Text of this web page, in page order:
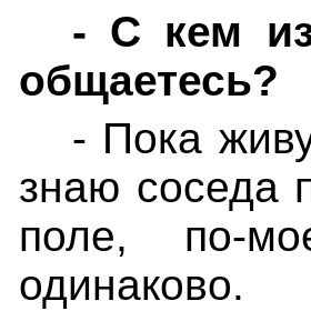
- С кем
общаетесь?
- Пока
знаю соседа
поле, по-
одинаково.